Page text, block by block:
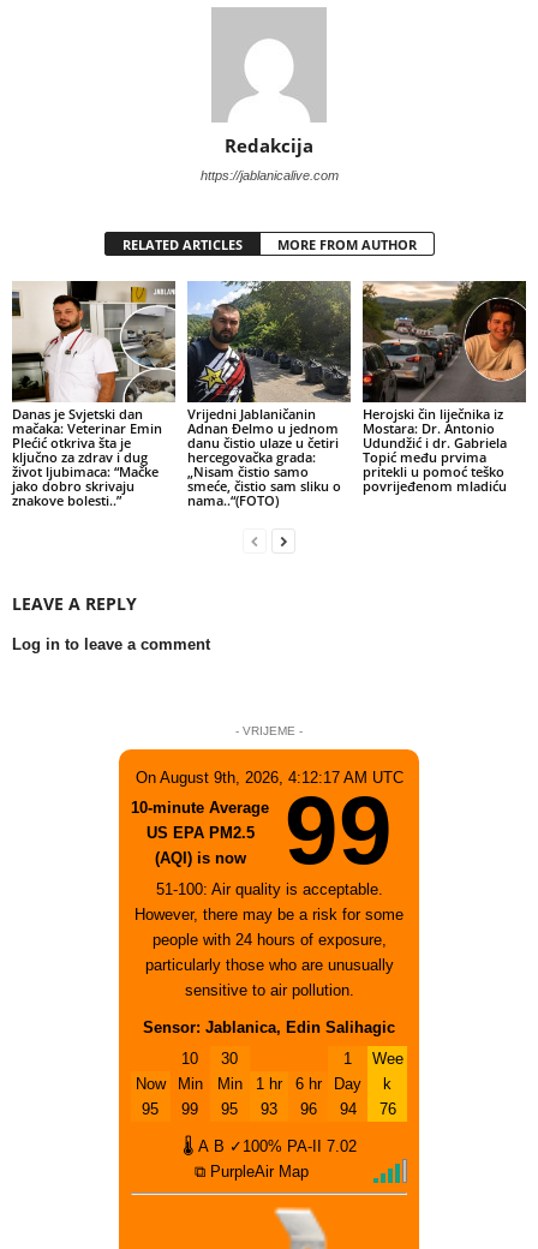
Redakcija
https://jablanicalive.com
RELATED ARTICLES MORE FROM AUTHOR
Danas je Svjetski dan
mačaka: Veterinar Emin
Plećić otkriva šta je
ključno za zdrav i dug
život ljubimaca: “Mačke
jako dobro skrivaju
znakove bolesti..”
Vrijedni Jablaničanin
Adnan Đelmo u jednom
danu čistio ulaze u četiri
hercegovačka grada:
„Nisam čistio samo
smeće, čistio sam sliku o
nama..“(FOTO)
Herojski čin liječnika iz
Mostara: Dr. Antonio
Udundžić i dr. Gabriela
Topić među prvima
pritekli u pomoć teško
povrijeđenom mladiću
LEAVE A REPLY
Log in to leave a comment
- VRIJEME -
On August 9th, 2026, 4:12:17 AM UTC
10-minute Average
US EPA PM2.5
(AQI) is now
99
51-100: Air quality is acceptable.
However, there may be a risk for some
people with 24 hours of exposure,
particularly those who are unusually
sensitive to air pollution.
Sensor: Jablanica, Edin Salihagic
Now
95
10
Min
99
30
Min
95
1 hr
93
6 hr
96
1
Day
94
Wee
k
76
🌡 A B ✓100% PA-II
7.02
⧉ PurpleAir Map